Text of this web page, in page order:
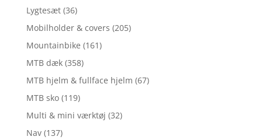
Lygtesæt (36)
Mobilholder & covers (205)
Mountainbike (161)
MTB dæk (358)
MTB hjelm & fullface hjelm (67)
MTB sko (119)
Multi & mini værktøj (32)
Nav (137)